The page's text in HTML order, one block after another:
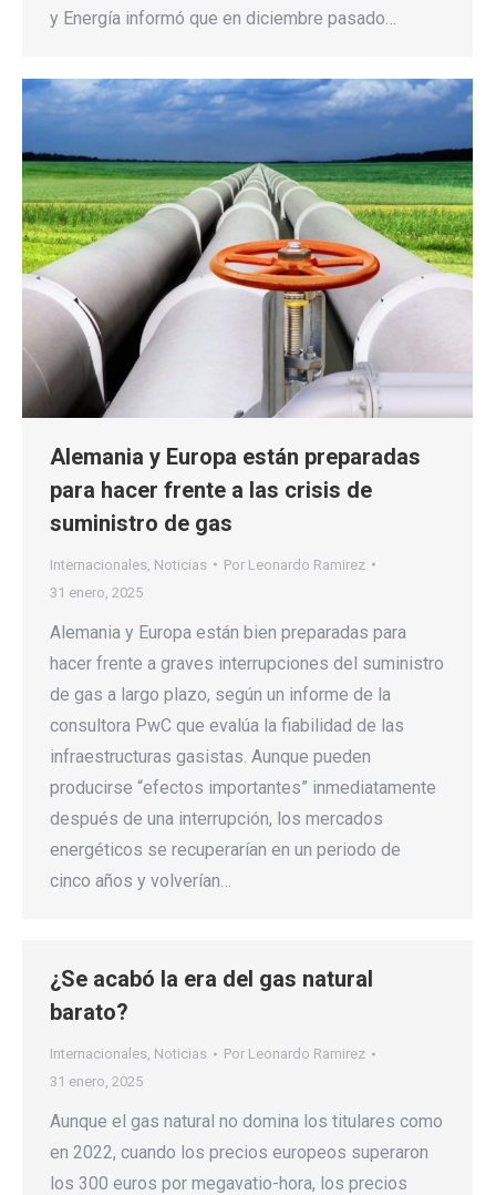
y Energía informó que en diciembre pasado…
Alemania y Europa están preparadas
para hacer frente a las crisis de
suministro de gas
Internacionales Noticias Por Leonardo Ramirez
31 enero, 2025
Alemania y Europa están bien preparadas para
hacer frente a graves interrupciones del suministro
de gas a largo plazo, según un informe de la
consultora PwC que evalúa la fiabilidad de las
infraestructuras gasistas. Aunque pueden
producirse “efectos importantes” inmediatamente
después de una interrupción, los mercados
energéticos se recuperarían en un periodo de
cinco años y volverían…
¿Se acabó la era del gas natural
barato?
Internacionales, Noticias Por Leonardo Ramirez
31 enero, 2025
Aunque el gas natural no domina los titulares como
en 2022, cuando los precios europeos superaron
los 300 euros por megavatio-hora, los precios